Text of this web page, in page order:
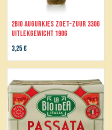
2BIO Augurkjes zoet-zuur 330g
uitlekgewicht 190g
3,25€